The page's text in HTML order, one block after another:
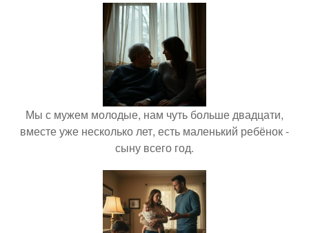
Мы с мужем молодые, нам чуть больше двадцати,
вместе уже несколько лет, есть маленький ребёнок -
сыну всего год.